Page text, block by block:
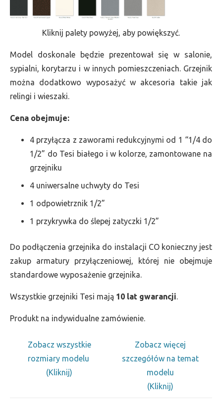
Kliknij palety powyżej, aby powiększyć.
Model doskonale będzie prezentował się w salonie,
sypialni, korytarzu i w innych pomieszczeniach. Grzejnik
można dodatkowo wyposażyć w akcesoria takie jak
relingi i wieszaki.
Cena obejmuje:
4 przyłącza z zaworami redukcyjnymi od 1 “1/4 do
1/2” do Tesi białego i w kolorze, zamontowane na
grzejniku
4 uniwersalne uchwyty do Tesi
1 odpowietrznik 1/2”
1 przykrywka do ślepej zatyczki 1/2”
Do podłączenia grzejnika do instalacji CO konieczny jest
zakup armatury przyłączeniowej, której nie obejmuje
standardowe wyposażenie grzejnika.
Wszystkie grzejniki Tesi mają 10 lat gwarancji.
Produkt na indywidualne zamówienie.
Zobacz wszystkie
rozmiary modelu
(Kliknij)
Zobacz więcej
szczegółów na temat
modelu
(Kliknij)